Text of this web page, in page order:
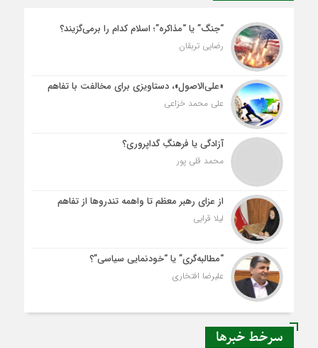
“جنگ” یا “مذاکره”؛ اسلام کدام را برمی‌گزیند؟
رضایی تربقان
«علی‌الاصول»، دستاویزی برای مخالفت با تفاهم
علی محمد خزاعی
آزادگی یا فرهنگِ گداپروری؟
محمد قلی پور
از عزای رهبر معظم تا واهمه تندروها از تفاهم
لیلا قرایی
“مطالبه‌گری” یا “خودنمایی سیاسی”؟
علیرضا افتخاری
سرخط خبرها